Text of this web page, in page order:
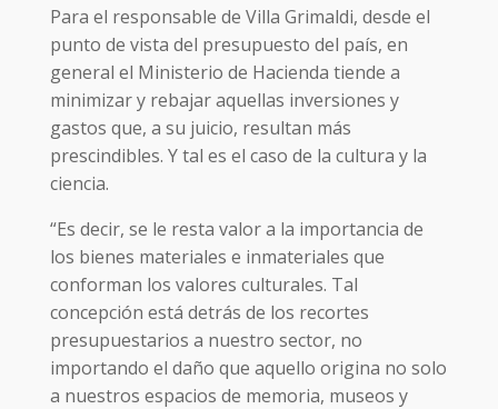
Para el responsable de Villa Grimaldi, desde el
punto de vista del presupuesto del país, en
general el Ministerio de Hacienda tiende a
minimizar y rebajar aquellas inversiones y
gastos que, a su juicio, resultan más
prescindibles. Y tal es el caso de la cultura y la
ciencia.
“Es decir, se le resta valor a la importancia de
los bienes materiales e inmateriales que
conforman los valores culturales. Tal
concepción está detrás de los recortes
presupuestarios a nuestro sector, no
importando el daño que aquello origina no solo
a nuestros espacios de memoria, museos y